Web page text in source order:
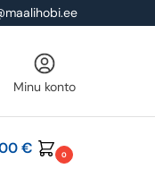
Minu konto
€ 0